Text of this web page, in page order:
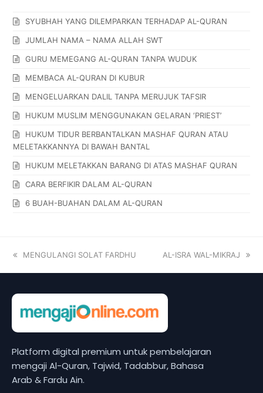
SYUBHAH YANG DILEMPARKAN TERHADAP AL-QURAN
JUMLAH NAMA – NAMA ALLAH SWT
GURU MEMEGANG AL-QURAN TANPA WUDUK
MEMBACA AL-QURAN DI KUBUR
MENGELUARKAN DALIL TANPA MERUJUK TAFSIR
HUKUM MUSLIM MENGGUNAKAN GELARAN ‘PRIEST’
HUKUM TIDUR BERBANTALKAN MASHAF QURAN ATAU
MELETAKKANNYA DI BAWAH BANTAL
HUKUM MELETAKKAN BARANG DI ATAS MASHAF QURAN
CARA BERFIKIR DALAM AL-QURAN
6 BUAH-BUAHAN DALAM AL-QURAN
MENGULANGI SOLAT FARDHU AL-ISRA WAL-MIKRAJ
Platform digital premium untuk pembelajaran
mengaji Al-Quran, Tajwid, Tadabbur, Bahasa
Arab & Fardu Ain.